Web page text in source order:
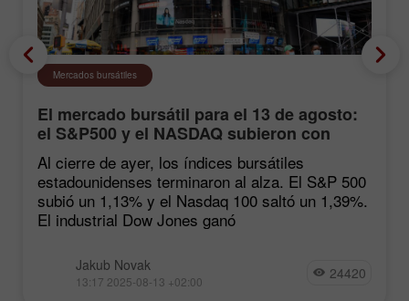
Mercados bursátiles
El mercado bursátil para el 13 de agosto:
el S&P500 y el NASDAQ subieron con
fuerza tras las estadísticas de inflación
Al cierre de ayer, los índices bursátiles
estadounidenses terminaron al alza. El S&P 500
subió un 1,13% y el Nasdaq 100 saltó un 1,39%.
El industrial Dow Jones ganó
Jakub Novak
13:17 2025-08-13 +02:00 24420